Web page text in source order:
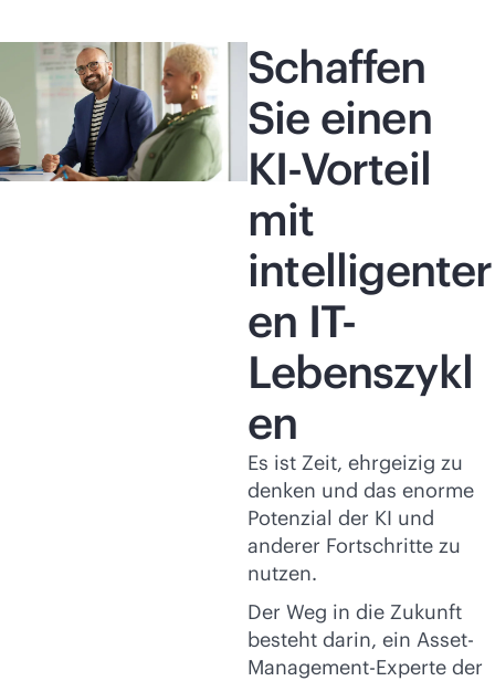
Schaffen
Sie einen
KI-Vorteil
mit
intelligenter
en IT-
Lebenszykl
en
Es ist Zeit, ehrgeizig zu
denken und das enorme
Potenzial der KI und
anderer Fortschritte zu
nutzen.
Der Weg in die Zukunft
besteht darin, ein Asset-
Management-Experte der